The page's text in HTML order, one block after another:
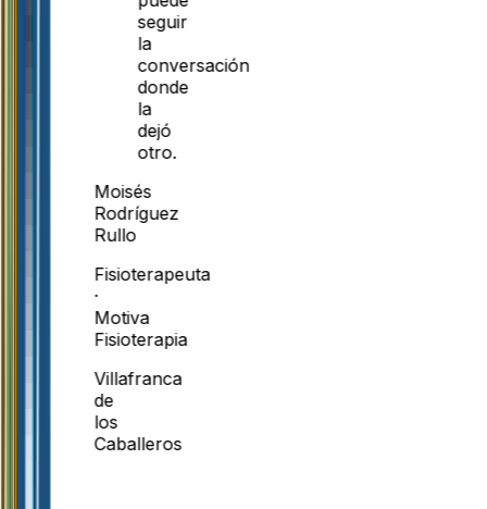
seguir
la
conversación
donde
la
dejó
otro.
Moisés
Rodríguez
Rullo
Fisioterapeuta
·
Motiva
Fisioterapia
Villafranca
de
los
Caballeros